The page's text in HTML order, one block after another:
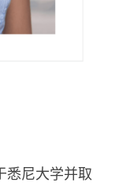
悉尼大学并取